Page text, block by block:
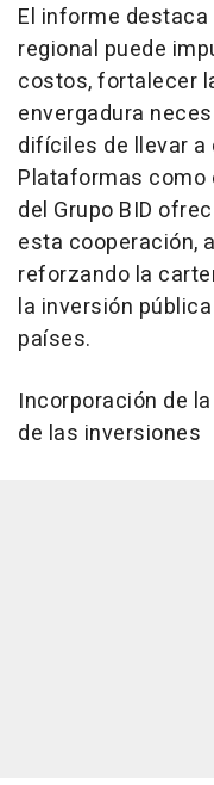
El informe
regional puede
costos, fortalecer
envergadura
difíciles de llevar
Plataformas como
del Grupo BID
esta cooperación,
reforzando la
la inversión
países.
Incorporación de
de las inversiones